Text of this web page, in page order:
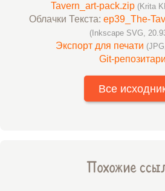
Tavern_art-pack.zip (Krita
Облачки Текста: ep39_The-
(Inkscape SVG,
Экспорт для печати
Git-
Все
Похожие